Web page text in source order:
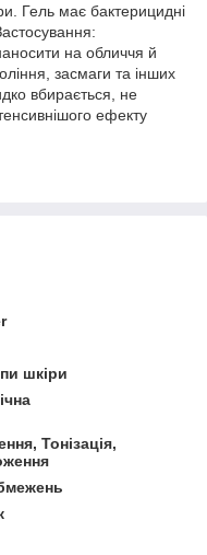
Гель має бактерицидні
на обличчя й
засмаги та інших
вбирається, не
ефекту
шкіри
Тонізація,